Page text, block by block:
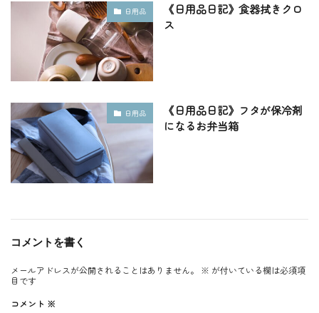
日用品
《日用品日記》食器拭きクロ
ス
日用品
《日用品日記》フタが保冷剤
になるお弁当箱
コメントを書く
メールアドレスが公開されることはありません。 ※ が付いている欄は必須項
目です
コメント ※